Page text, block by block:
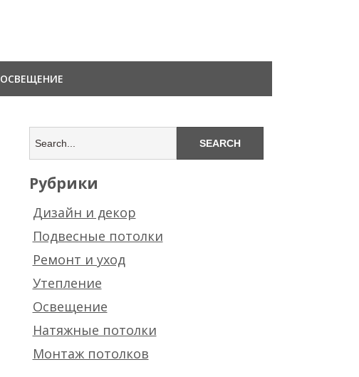
ОСВЕЩЕНИЕ
Рубрики
Дизайн и декор
Подвесные потолки
Ремонт и уход
Утепление
Освещение
Натяжные потолки
Монтаж потолков